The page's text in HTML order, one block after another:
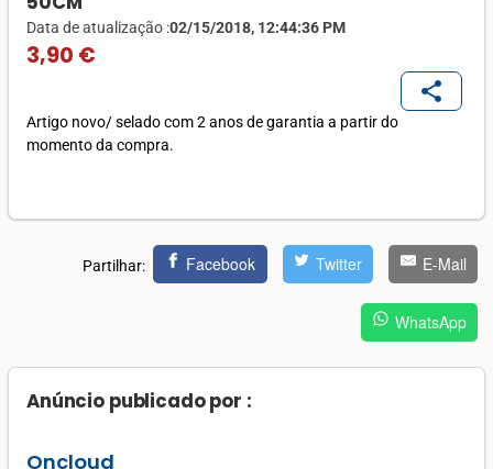
Data de atualização :02/15/2018, 12:44:36 PM
3,90 €
share
Artigo novo/ selado com 2 anos de garantia a partir do
momento da compra.
Partilhar: Facebook Twitter E-Mail
WhatsApp
Anúncio publicado por :
Oncloud